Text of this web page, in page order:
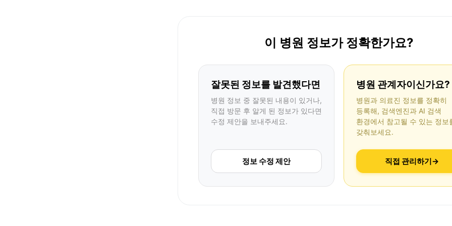
이 병원 정보가 정확한가요?
잘못된 정보를 발견했다면
병원 정보 중 잘못된 내용이 있거나,
직접 방문 후 알게 된 정보가 있다면
수정 제안을 보내주세요.
정보 수정 제안
병원 관계자이신가요?
병원과 의료진 정보를 정확히
등록해, 검색엔진과 AI 검색
환경에서 참고될 수 있는 정보
갖춰보세요.
직접 관리하기→